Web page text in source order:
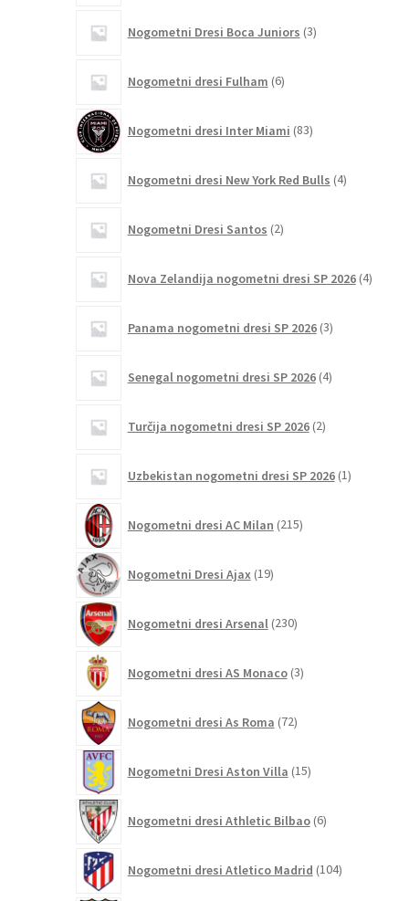
Nogometni Dresi Boca Juniors 3izdelki
Nogometni dresi Fulham 6izdelkov
Nogometni dresi Inter Miami 83izdelkov
Nogometni dresi New York Red Bulls 4izdelki
Nogometni Dresi Santos 2izdelka
Nova Zelandija nogometni dresi SP 2026 4izdelki
Panama nogometni dresi SP 2026 3izdelki
Senegal nogometni dresi SP 2026 4izdelki
Turčija nogometni dresi SP 2026 2izdelka
Uzbekistan nogometni dresi SP 2026 1izdelek
Nogometni dresi AC Milan 215izdelkov
Nogometni Dresi Ajax 19izdelkov
Nogometni dresi Arsenal 230izdelkov
Nogometni dresi AS Monaco 3izdelki
Nogometni dresi As Roma 72izdelkov
Nogometni Dresi Aston Villa 15izdelkov
Nogometni dresi Athletic Bilbao 6izdelkov
Nogometni dresi Atletico Madrid 104izdelki